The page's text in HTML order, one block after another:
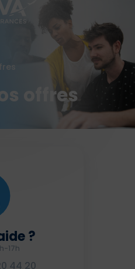
offres
?
17h
44 20